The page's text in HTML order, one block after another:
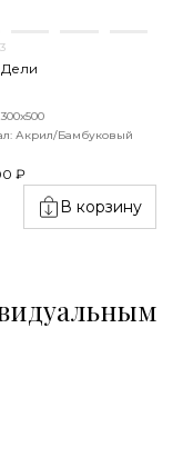
Акрил/Бамбуковый
₽
В корзину